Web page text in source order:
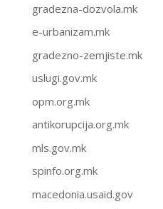
gradezna-dozvola.mk
e-urbanizam.mk
gradezno-zemjiste.mk
uslugi.gov.mk
opm.org.mk
antikorupcija.org.mk
mls.gov.mk
spinfo.org.mk
macedonia.usaid.gov